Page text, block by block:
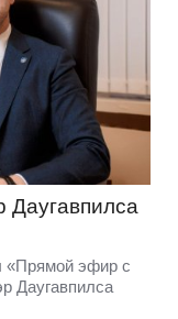
«Прямой эфир с
Даугавпилса